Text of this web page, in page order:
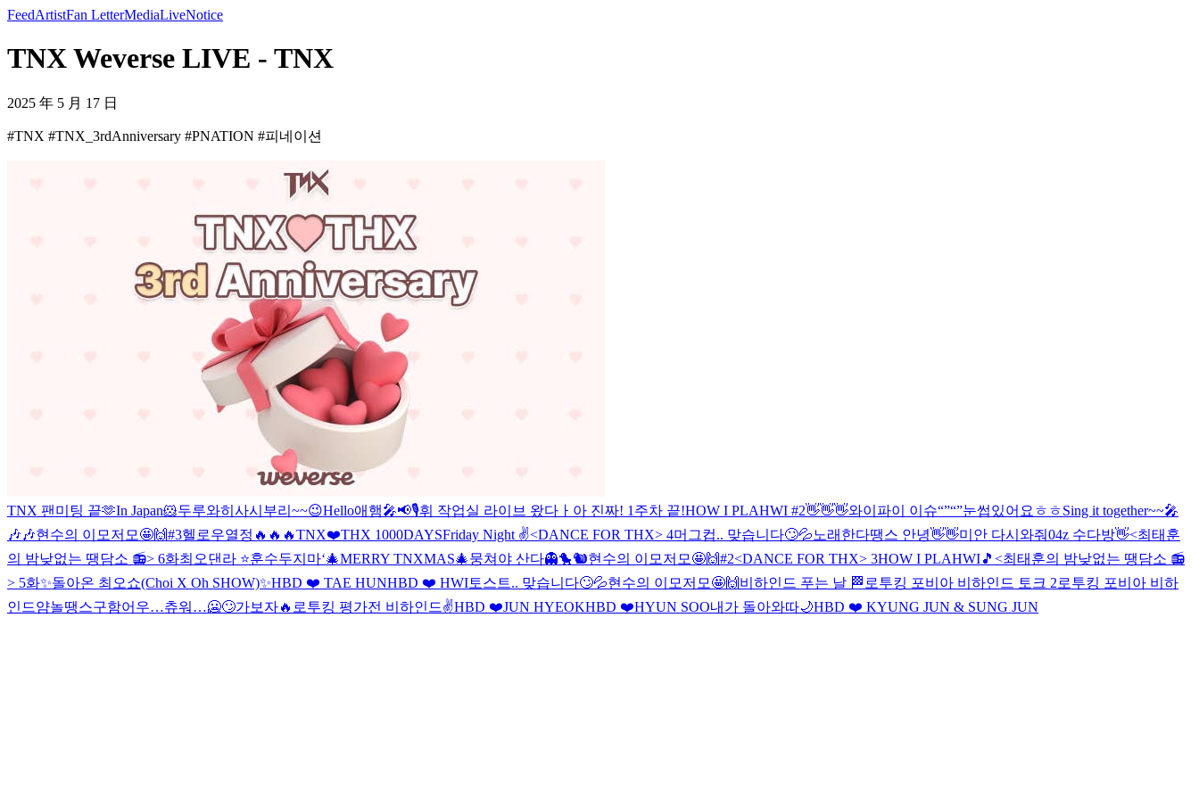
FeedArtistFan LetterMediaLiveNotice
TNX Weverse LIVE - TNX
2025 年 5 月 17 日
#TNX #TNX_3rdAnniversary #PNATION #피네이션
TNX 팬미팅 끝🫶In Japan🐹두루와히사시부리~~😉Hello애햄🎤📢🎙️휘 작업실 라이브 왔다ㅏ 아 진짜! 1주차 끝!HOW I PLAHWI #2👋👋👋와이파이 이슈“”“”눈썹있어요ㅎㅎSing it together~~🎤
🎶🎶현수의 이모저모🤩🙌#3헬로우열정🔥🔥🔥TNX❤️THX 1000DAYSFriday Night ✌️<DANCE FOR THX> 4머그컵.. 맞습니다🙄💦노래한다땡스 안녕👋👋미안 다시와줘04z 수다방👋<최태훈
의 밤낮없는 땡담소 📻> 6화최오댄라 ⭐️훈수두지마‘🎄MERRY TNXMAS🎄뭉쳐야 산다👻🐤🐿️현수의 이모저모🤩🙌#2<DANCE FOR THX> 3HOW I PLAHWI🎵 <최태훈의 밤낮없는 땡담소 📻
> 5화✨돌아온 최오쇼(Choi X Oh SHOW)✨HBD ❤️ TAE HUNHBD ❤️ HWI토스트.. 맞습니다🙄💦현수의 이모저모🤩🙌 비하인드 푸는 날 🏁 로투킹 포비아 비하인드 토크 2로투킹 포비아 비하
인드얌놀땡스구함어우…츄워…🥶🙄가보자🔥 로투킹 평가전 비하인드✌️HBD ❤️JUN HYEOKHBD ❤️HYUN SOO내가 돌아와따🌙HBD ❤️ KYUNG JUN & SUNG JUN